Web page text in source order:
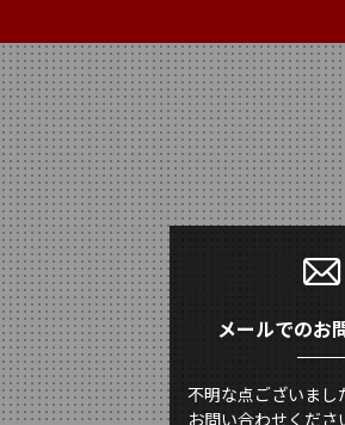
メールでのお
不明な点ございまし
お問い合わせくださ